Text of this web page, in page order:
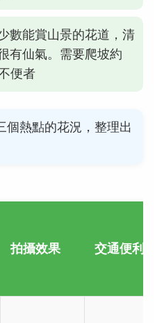
數能賞山景的花道，清
有仙氣。需要爬坡約
便者
個熱點的花況，整理出
拍攝效果 交通便利